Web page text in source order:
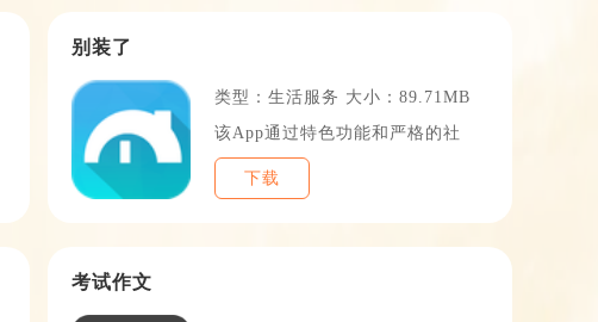
别装了
类型：生活服务 大小：89.71MB
该App通过特色功能和严格的社
下载
考试作文